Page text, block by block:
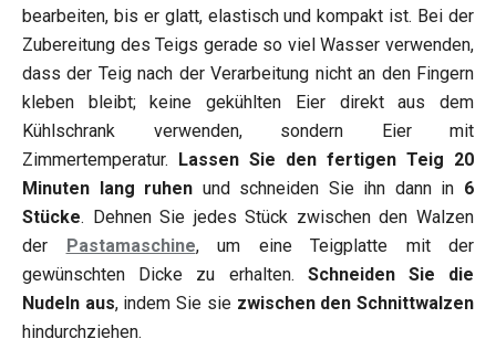
bearbeiten, bis er glatt, elastisch und kompakt ist. Bei der
Zubereitung des Teigs gerade so viel Wasser verwenden,
dass der Teig nach der Verarbeitung nicht an den Fingern
kleben bleibt; keine gekühlten Eier direkt aus dem
Kühlschrank verwenden, sondern Eier mit
Zimmertemperatur. Lassen Sie den fertigen Teig 20
Minuten lang ruhen und schneiden Sie ihn dann in 6
Stücke. Dehnen Sie jedes Stück zwischen den Walzen
der Pastamaschine, um eine Teigplatte mit der
gewünschten Dicke zu erhalten. Schneiden Sie die
Nudeln aus, indem Sie sie zwischen den Schnittwalzen
hindurchziehen.